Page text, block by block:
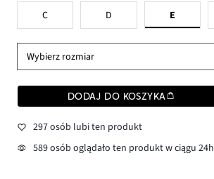
C D E
Wybierz rozmiar
DODAJ DO KOSZYKA
297 osób lubi ten produkt
589 osób oglądało ten produkt w ciągu 24h